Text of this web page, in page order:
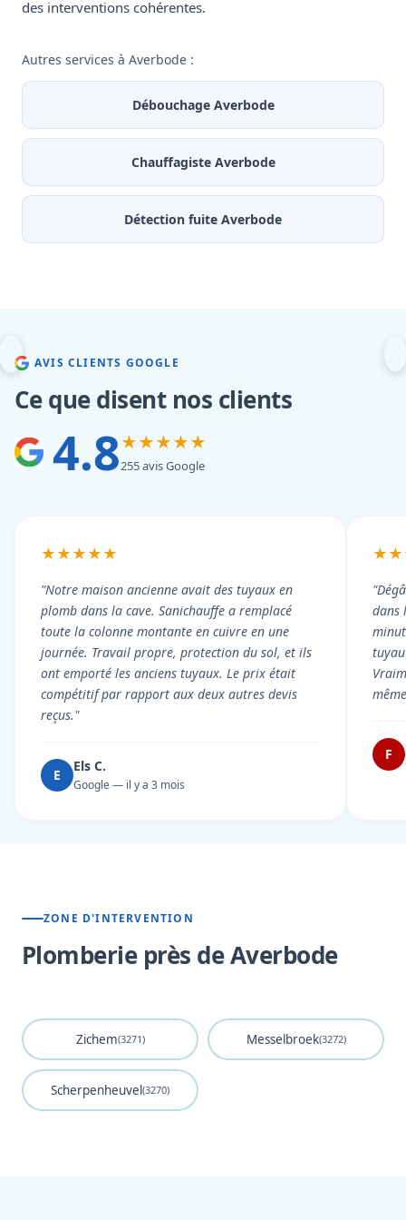
des interventions cohérentes.
Autres services à Averbode :
Débouchage Averbode
Chauffagiste Averbode
Détection fuite Averbode
AVIS CLIENTS GOOGLE
Ce que disent nos clients
4.8★★★★★
255 avis Google
★★★★★
"Notre maison ancienne avait des tuyaux en
plomb dans la cave. Sanichauffe a remplacé
toute la colonne montante en cuivre en une
journée. Travail propre, protection du sol, et ils
ont emporté les anciens tuyaux. Le prix était
compétitif par rapport aux deux autres devis
reçus."
E
Els C.
Google — il y a 3 mois
dans
F
ZONE D'INTERVENTION
Plomberie près de Averbode
Zichem(3271) Messelbroek(3272)
Scherpenheuvel(3270)